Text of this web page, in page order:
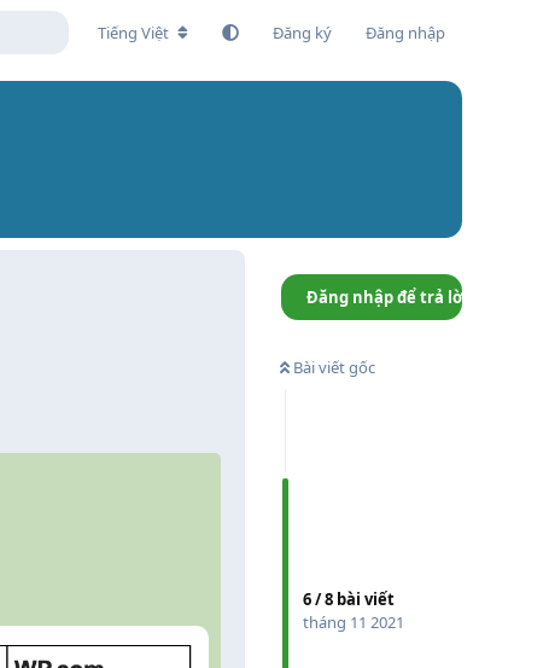
Tiếng Việt Đăng ký Đăng nhập
Đăng nhập để trả lời
Bài viết gốc
6/8 bài viết
tháng 11 2021